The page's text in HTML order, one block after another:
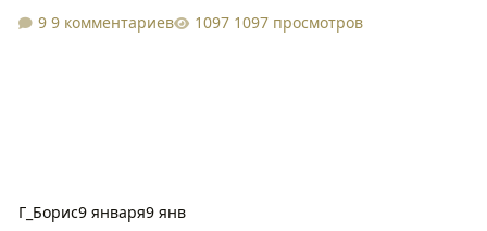
9 комментариев
1097 просмотров
Г_Борис9 января9 янв